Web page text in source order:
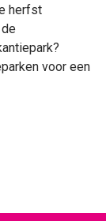
herfst
voor een